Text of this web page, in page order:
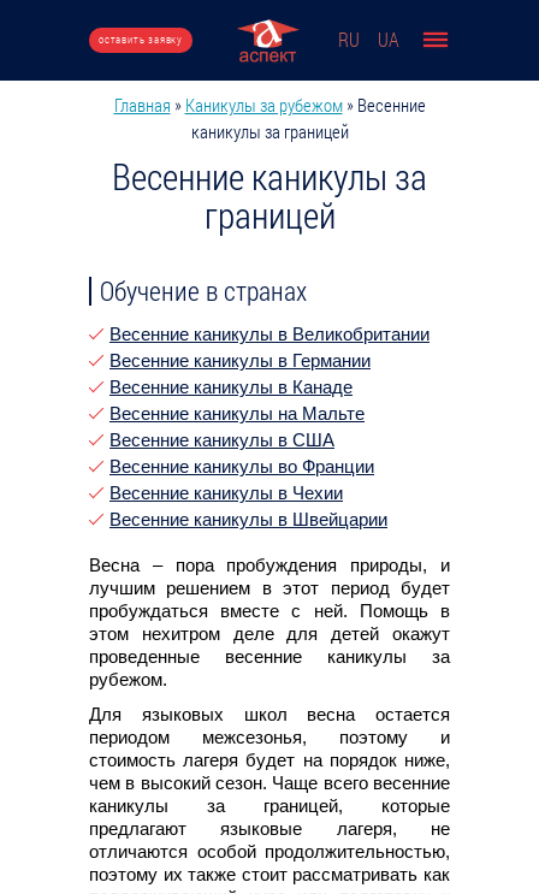
оставить заявку RU UA
Вы здесь
Главная » Каникулы за рубежом » Весенние
каникулы за границей
Весенние каникулы за
границей
Обучение в странах
Весенние каникулы в Великобритании
Весенние каникулы в Германии
Весенние каникулы в Канаде
Весенние каникулы на Мальте
Весенние каникулы в США
Весенние каникулы во Франции
Весенние каникулы в Чехии
Весенние каникулы в Швейцарии
Весна – пора пробуждения природы, и
лучшим решением в этот период будет
пробуждаться вместе с ней. Помощь в
этом нехитром деле для детей окажут
проведенные весенние каникулы за
рубежом.
Для языковых школ весна остается
периодом межсезонья, поэтому и
стоимость лагеря будет на порядок ниже,
чем в высокий сезон. Чаще всего весенние
каникулы за границей, которые
предлагают языковые лагеря, не
отличаются особой продолжительностью,
поэтому их также стоит рассматривать как